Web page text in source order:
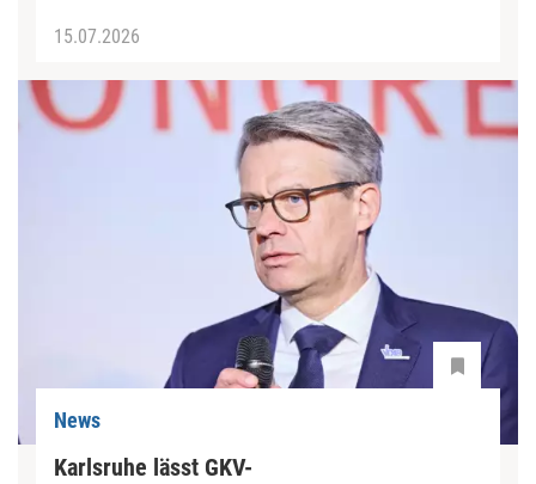
15.07.2026
News
Karlsruhe lässt GKV-